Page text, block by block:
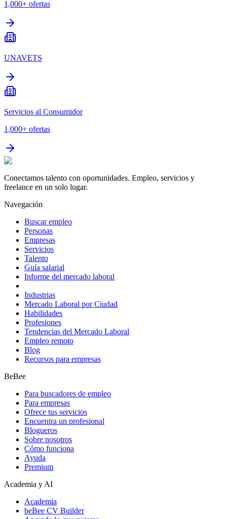
1,000+ ofertas
UNAVETS
Servicios al Consumidor
1,000+ ofertas
Conectamos talento con oportunidades. Empleo, servicios y
freelance en un solo lugar.
Navegación
Buscar empleo
Personas
Empresas
Servicios
Talento
Guía salarial
Informe del mercado laboral
Industrias
Mercado Laboral por Ciudad
Habilidades
Profesiones
Tendencias del Mercado Laboral
Empleo remoto
Blog
Recursos para empresas
BeBee
Para buscadores de empleo
Para empresas
Ofrece tus servicios
Encuentra un profesional
Blogueros
Sobre nosotros
Cómo funciona
Ayuda
Premium
Academia y AI
Academia
beBee CV Builder